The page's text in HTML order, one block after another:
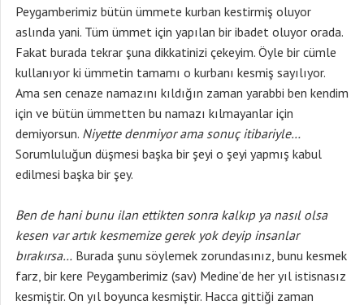
Peygamberimiz bütün ümmete kurban kestirmiş oluyor
aslında yani. Tüm ümmet için yapılan bir ibadet oluyor orada.
Fakat burada tekrar şuna dikkatinizi çekeyim. Öyle bir cümle
kullanıyor ki ümmetin tamamı o kurbanı kesmiş sayılıyor.
Ama sen cenaze namazını kıldığın zaman yarabbi ben kendim
için ve bütün ümmetten bu namazı kılmayanlar için
demiyorsun. Niyette denmiyor ama sonuç itibariyle…
Sorumluluğun düşmesi başka bir şeyi o şeyi yapmış kabul
edilmesi başka bir şey.
Ben de hani bunu ilan ettikten sonra kalkıp ya nasıl olsa
kesen var artık kesmemize gerek yok deyip insanlar
bırakırsa… Burada şunu söylemek zorundasınız, bunu kesmek
farz, bir kere Peygamberimiz (sav) Medine’de her yıl istisnasız
kesmiştir. On yıl boyunca kesmiştir. Hacca gittiği zaman